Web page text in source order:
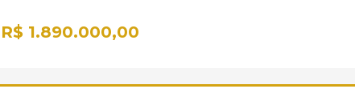
R$ 1.890.000,00